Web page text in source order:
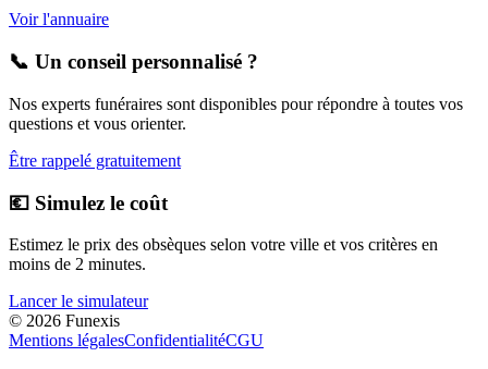
Voir l'annuaire
📞 Un conseil personnalisé ?
Nos experts funéraires sont disponibles pour répondre à toutes vos
questions et vous orienter.
Être rappelé gratuitement
💶 Simulez le coût
Estimez le prix des obsèques selon votre ville et vos critères en
moins de 2 minutes.
Lancer le simulateur
© 2026 Funexis
Mentions légalesConfidentialitéCGU